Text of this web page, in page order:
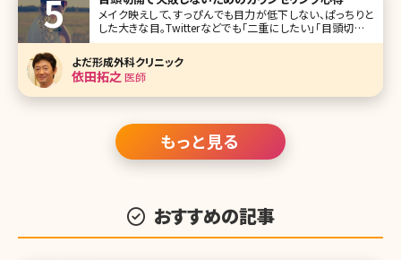
メイク映えして、すっぴんでも目力が低下しない、ぱっちりと
した大きな目。Twitterなどでも「二重にしたい」「目頭切開し
たい」というツイートをよく見かけます。昔と違って、費用も安
くなり気軽に受けられるような印象もある、目を大きくするた
めの手術。
よだ形成外科クリニック
依田拓之医師
もっと見る
おすすめの記事